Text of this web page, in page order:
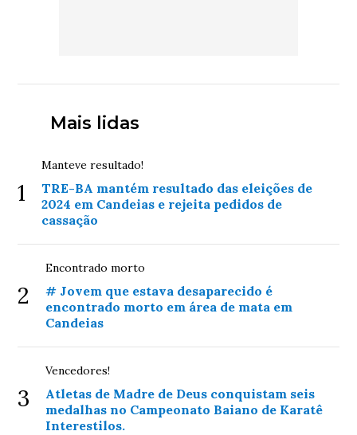
Mais lidas
1
Manteve resultado!
TRE-BA mantém resultado das eleições de
2024 em Candeias e rejeita pedidos de
cassação
2
Encontrado morto
# Jovem que estava desaparecido é
encontrado morto em área de mata em
Candeias
3
Vencedores!
Atletas de Madre de Deus conquistam seis
medalhas no Campeonato Baiano de Karatê
Interestilos.